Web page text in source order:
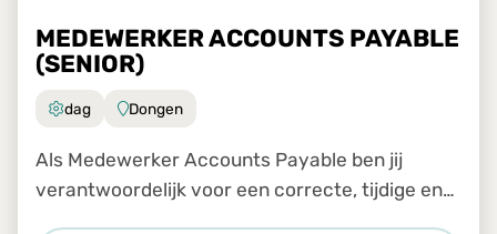
MEDEWERKER ACCOUNTS PAYABLE
(SENIOR)
dag Dongen
Als Medewerker Accounts Payable ben jij
verantwoordelijk voor een correcte, tijdige en